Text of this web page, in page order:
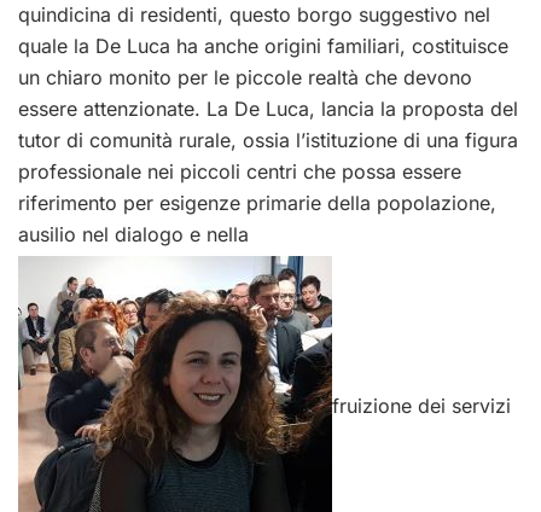
quindicina di residenti, questo borgo suggestivo nel
quale la De Luca ha anche origini familiari, costituisce
un chiaro monito per le piccole realtà che devono
essere attenzionate. La De Luca, lancia la proposta del
tutor di comunità rurale, ossia l’istituzione di una figura
professionale nei piccoli centri che possa essere
riferimento per esigenze primarie della popolazione,
ausilio nel dialogo e nella
fruizione dei servizi